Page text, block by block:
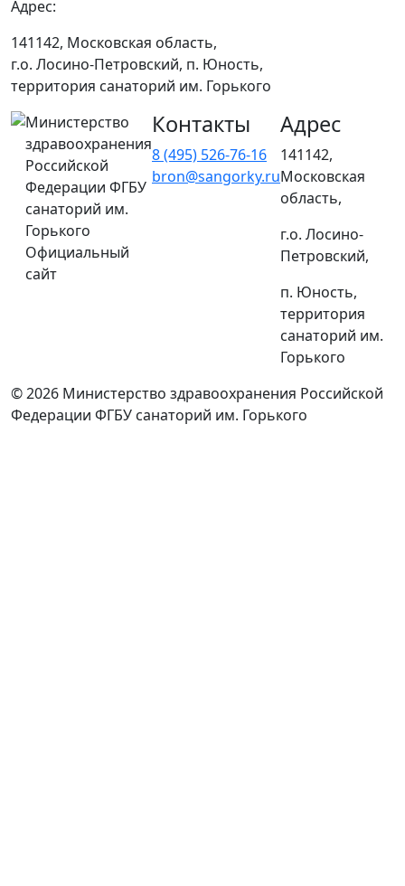
Адрес:
141142, Московская область,
г.о. Лосино-Петровский, п. Юность,
территория санаторий им. Горького
Министерство
здравоохранения
Российской
Федерации ФГБУ
санаторий им.
Горького
Официальный
сайт
Контакты
8 (495) 526-76-16
bron@sangorky.ru
Адрес
141142,
Московская
область,
г.о. Лосино-
Петровский,
п. Юность,
территория
санаторий им.
Горького
© 2026 Министерство здравоохранения Российской
Федерации ФГБУ cанаторий им. Горького